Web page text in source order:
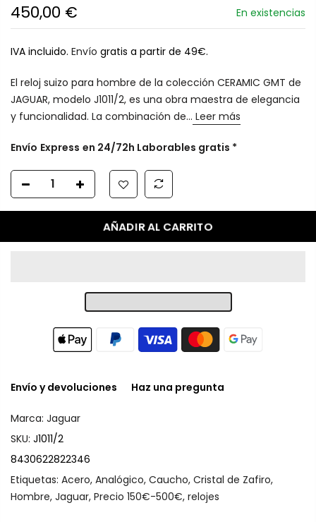
450,00 € En existencias
IVA incluido. Envío gratis a partir de 49€.
El reloj suizo para hombre de la colección CERAMIC GMT de
JAGUAR, modelo J1011/2, es una obra maestra de elegancia
y funcionalidad. La combinación de... Leer más
Envío Express en 24/72h Laborables gratis *
AÑADIR AL CARRITO
Envío y devoluciones Haz una pregunta
Marca: Jaguar
SKU: J1011/2
8430622822346
Etiquetas: Acero, Analógico, Caucho, Cristal de Zafiro,
Hombre, Jaguar, Precio 150€-500€, relojes